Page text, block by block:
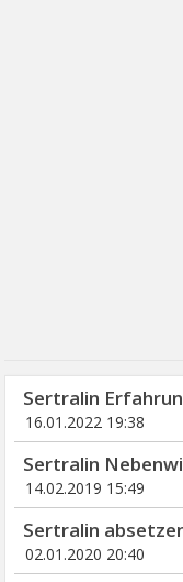
Sertralin
16.01.2022 19:38
Sertralin
14.02.2019 15:49
Sertralin
02.01.2020 20:40